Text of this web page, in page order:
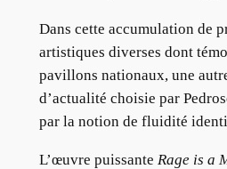
Dans cette accumulation de
artistiques diverses dont
pavillons nationaux, une
d’actualité choisie par
par la notion de fluidité
L’œuvre puissante Rage is a